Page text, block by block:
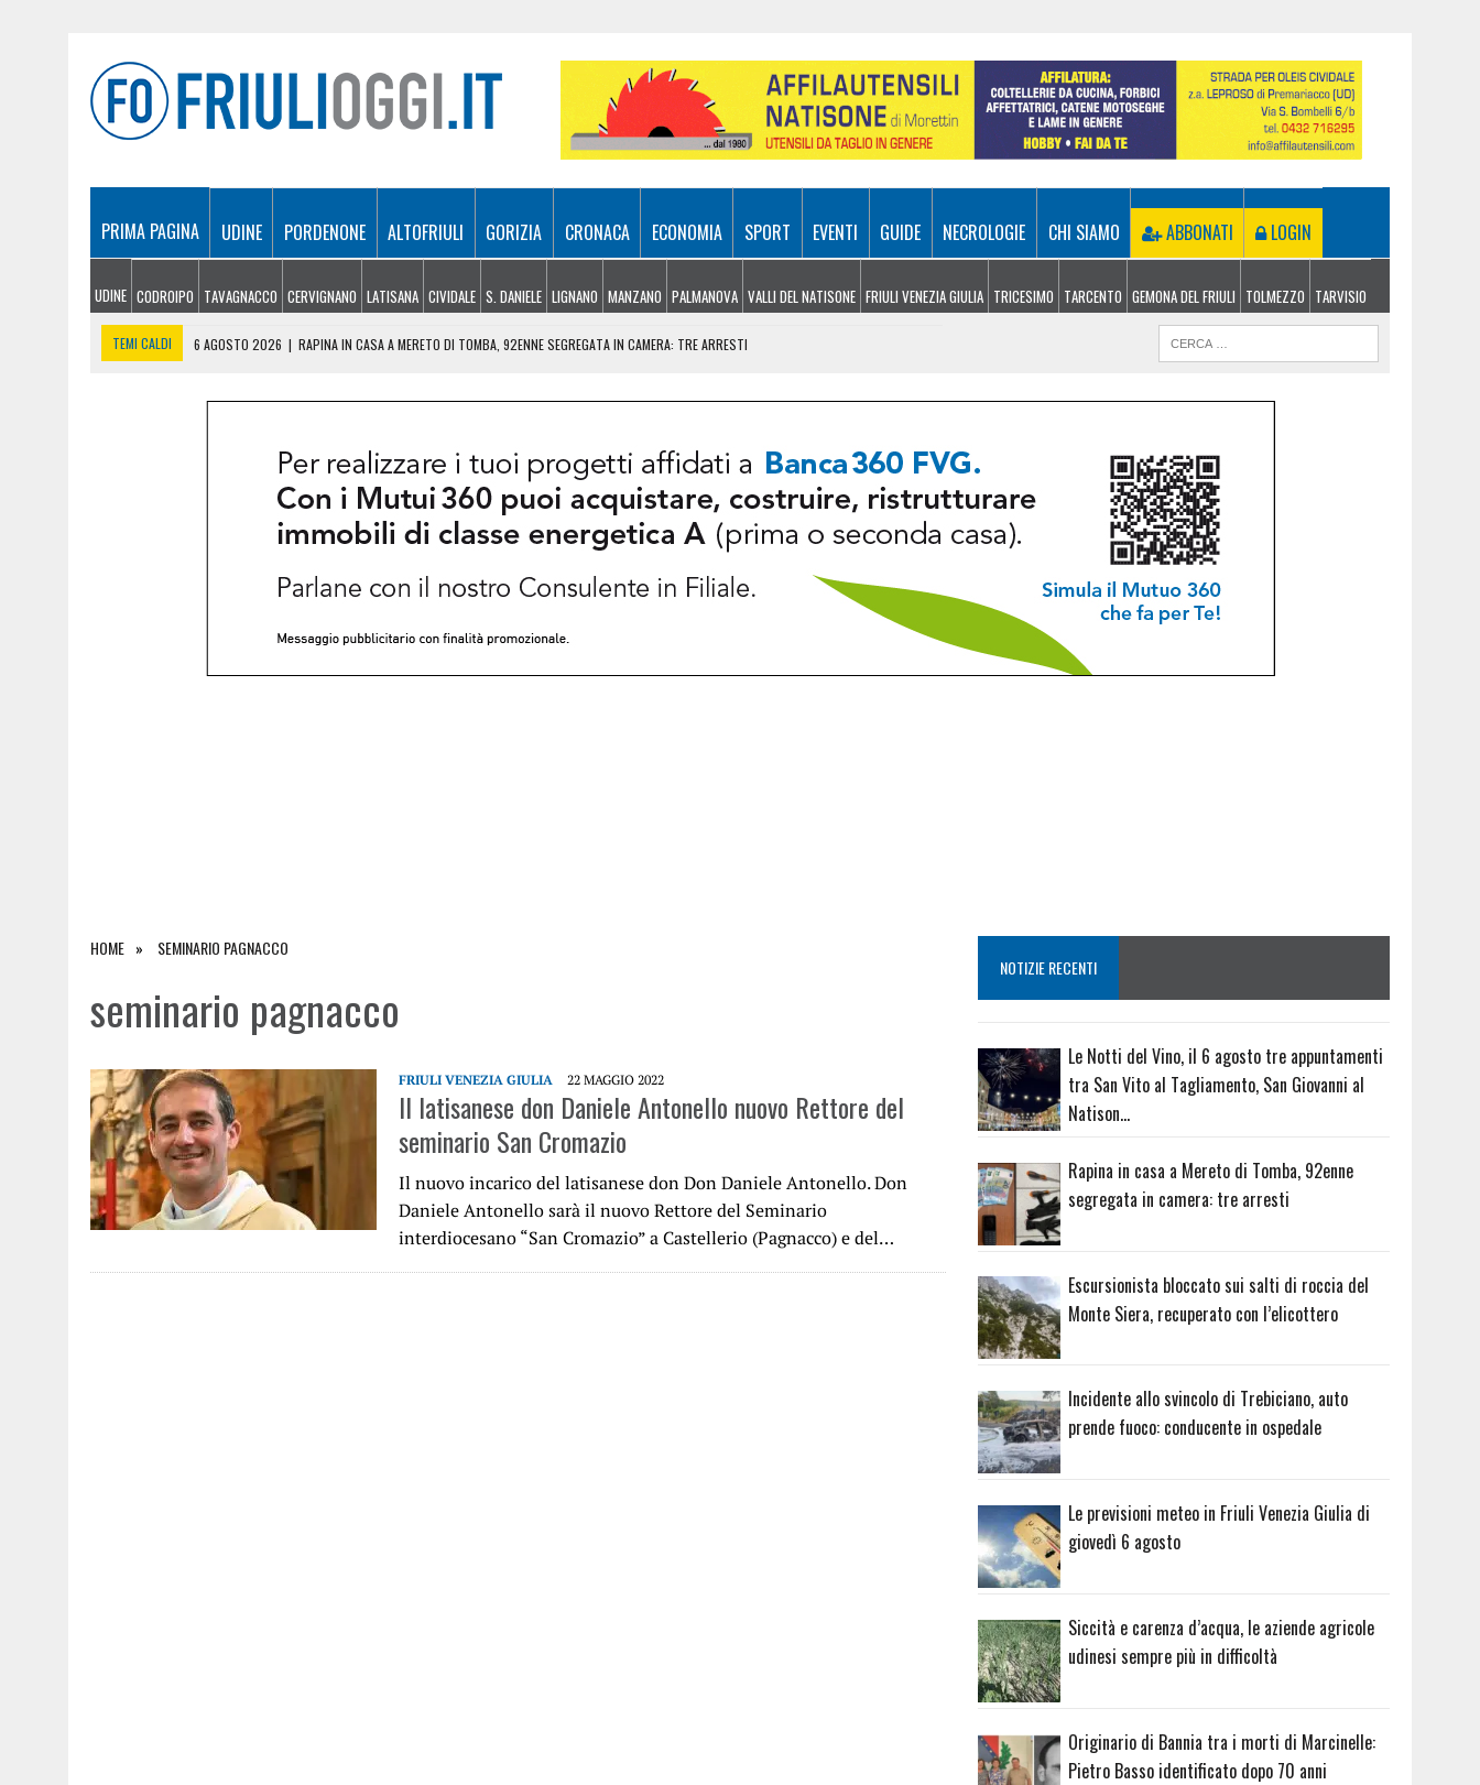
PRIMA PAGINA UDINE PORDENONE ALTOFRIULI GORIZIA CRONACA ECONOMIA SPORT EVENTI GUIDE NECROLOGIE CHI SIAMO ABBONATI LOGIN
UDINE CODROIPO TAVAGNACCO CERVIGNANO LATISANA CIVIDALE S. DANIELE LIGNANO MANZANO PALMANOVA VALLI DEL NATISONE FRIULI VENEZIA GIULIA TRICESIMO TARCENTO GEMONA DEL FRIULI TOLMEZZO TARVISIO
TEMI CALDI 6 AGOSTO 2026 | RAPINA IN CASA A MERETO DI TOMBA, 92ENNE SEGREGATA IN CAMERA: TRE ARRESTI
LE PREVISIONI METEO IN FRIULI VENEZIA GIULIA DI GIOVEDÌ 6 AGOSTO
LE NOTTI DEL VINO, IL 6 AGOSTO TRE APPUNTAMENTI TRA SAN VITO AL TAGLIAMENTO, SAN GIOVANNI AL NATISONE E LATISANA
HOME SEMINARIO PAGNACCO
seminario pagnacco
FRIULI VENEZIA GIULIA 22 MAGGIO 2022
Il latisanese don Daniele Antonello nuovo Rettore del
seminario San Cromazio
Il nuovo incarico del latisanese don Don Daniele Antonello. Don
Daniele Antonello sarà il nuovo Rettore del Seminario
interdiocesano “San Cromazio” a Castellerio (Pagnacco) e del…
NOTIZIE RECENTI
Le Notti del Vino, il 6 agosto tre appuntamenti
tra San Vito al Tagliamento, San Giovanni al
Natison…
Rapina in casa a Mereto di Tomba, 92enne
segregata in camera: tre arresti
Escursionista bloccato sui salti di roccia del
Monte Siera, recuperato con l’elicottero
Incidente allo svincolo di Trebiciano, auto
prende fuoco: conducente in ospedale
Le previsioni meteo in Friuli Venezia Giulia di
giovedì 6 agosto
Siccità e carenza d’acqua, le aziende agricole
udinesi sempre più in difficoltà
Originario di Bannia tra i morti di Marcinelle:
Pietro Basso identificato dopo 70 anni